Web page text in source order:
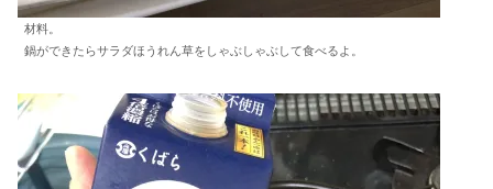
材料。
鍋ができたらサラダほうれん草をしゃぶしゃぶして食べるよ。